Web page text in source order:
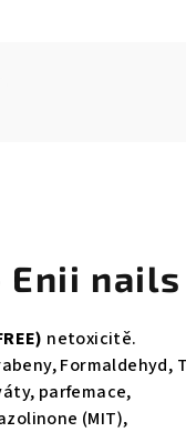
Enii nails
netoxicitě.
Formaldehyd,
parfemace,
(MIT),